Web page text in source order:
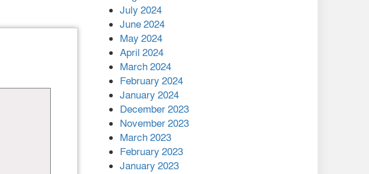
July 2024
June 2024
May 2024
April 2024
March 2024
February 2024
January 2024
December 2023
November 2023
March 2023
February 2023
January 2023